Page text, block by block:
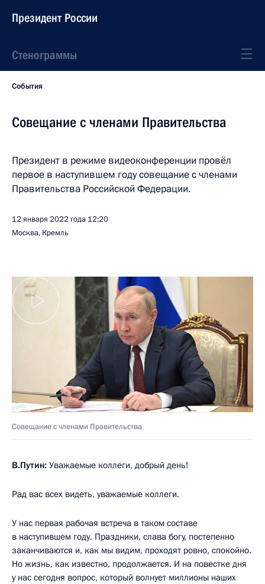
Президент России
Стенограммы
События
Совещание с членами Правительства
Президент в режиме видеоконференции провёл
первое в наступившем году совещание с членами
Правительства Российской Федерации.
12 января 2022 года 12:20
Москва, Кремль
Совещание с членами Правительства
В.Путин: Уважаемые коллеги, добрый день!
Рад вас всех видеть, уважаемые коллеги.
У нас первая рабочая встреча в таком составе
в наступившем году. Праздники, слава богу, постепенно
заканчиваются и, как мы видим, проходят ровно, спокойно.
Но жизнь, как известно, продолжается. И на повестке дня
у нас сегодня вопрос, который волнует миллионы наших